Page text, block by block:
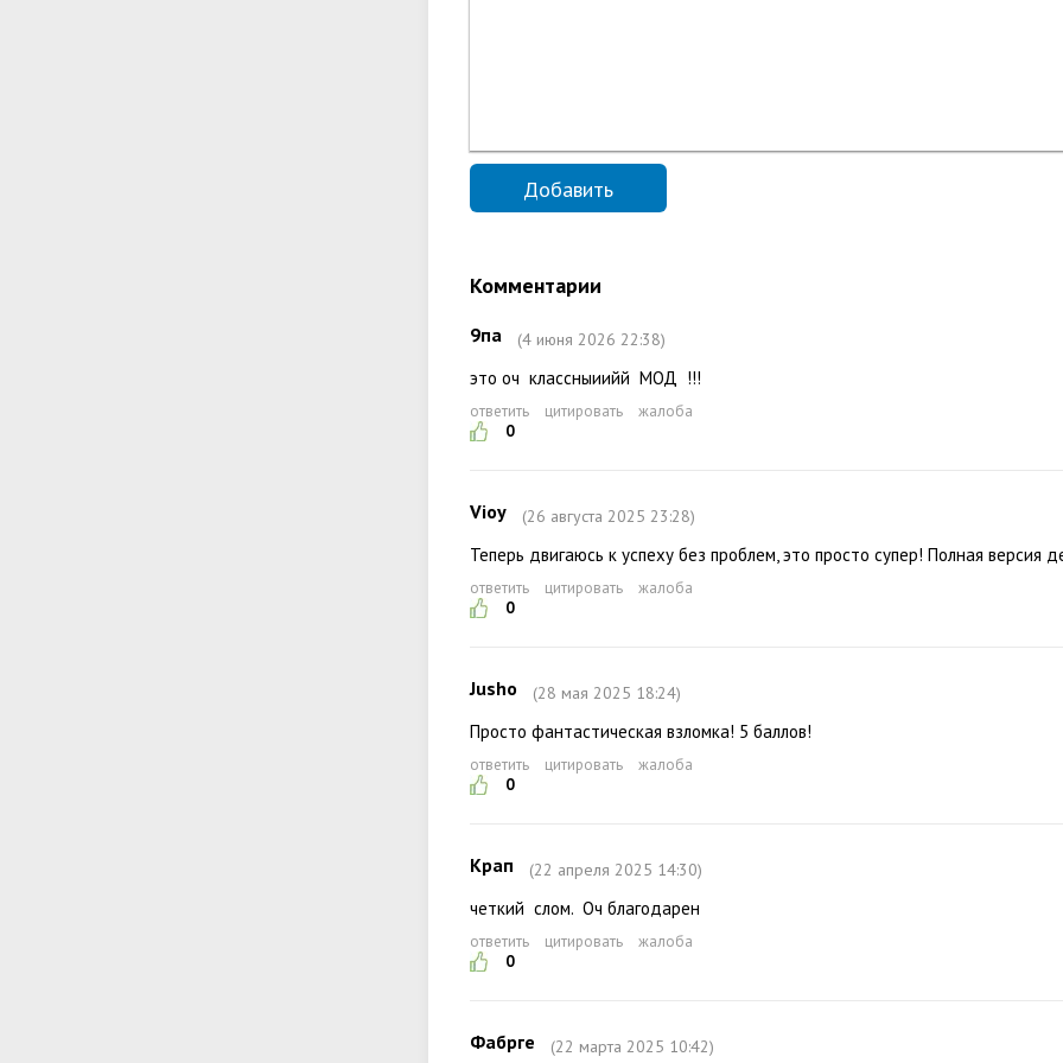
Комментарии
9па (4 июня 2026 22:38)
это оч классныиийй МОД !!!
ответить цитировать
жалоба
0
Vioy (26 августа 2025 23:28)
Теперь двигаюсь к успеху без проблем, это просто супер! Полная версия
ответить цитировать
жалоба
0
Jusho (28 мая 2025 18:24)
Просто фантастическая взломка! 5 баллов!
ответить цитировать
жалоба
0
Крап (22 апреля 2025 14:30)
четкий слом. Оч благодарен
ответить цитировать
жалоба
0
Фабрге (22 марта 2025 10:42)